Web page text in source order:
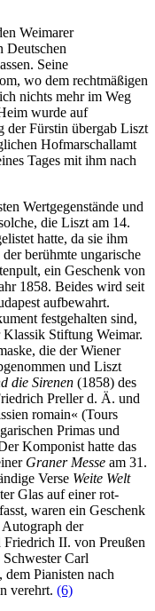
Weimarer
Deutschen
Seine
wo dem rechtmäßigen
nichts mehr im Weg
wurde auf
der Fürstin übergab Liszt
Hofmarschallamt
Tages mit ihm nach
Wertgegenstände und
die Liszt am 14.
hatte, da sie ihm
berühmte ungarische
ein Geschenk von
1858. Beides wird seit
aufbewahrt.
festgehalten sind,
Klassik Stiftung Weimar.
die der Wiener
und Liszt
die Sirenen (1858) des
Preller d. Ä. und
romain« (Tours
Primas und
Komponist hatte das
Graner Messe am 31.
Verse Weite Welt
Glas auf einer rot-
waren ein Geschenk
der
II. von Preußen
Carl
dem Pianisten nach
verehrt. (6)